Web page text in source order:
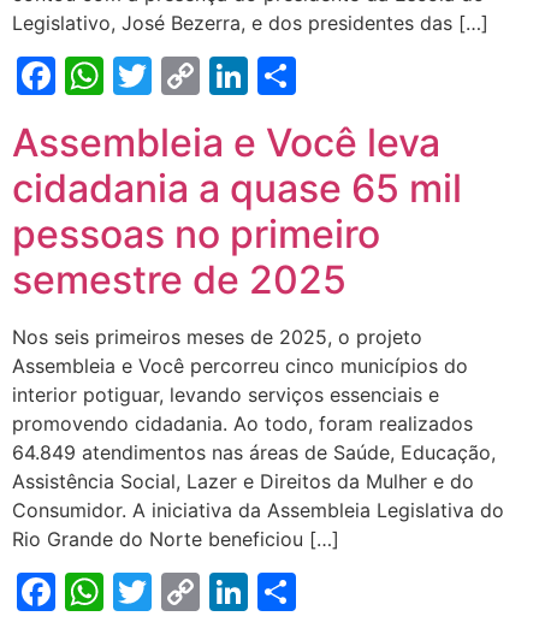
Legislativo, José Bezerra, e dos presidentes das […]
Facebook
WhatsApp
Twitter
CopyLinkedIn
Assembleia e Você leva
cidadania a quase 65 mil
pessoas no primeiro
semestre de 2025
Nos seis primeiros meses de 2025, o projeto
Assembleia e Você percorreu cinco municípios do
interior potiguar, levando serviços essenciais e
promovendo cidadania. Ao todo, foram realizados
64.849 atendimentos nas áreas de Saúde, Educação,
Assistência Social, Lazer e Direitos da Mulher e do
Consumidor. A iniciativa da Assembleia Legislativa do
Rio Grande do Norte beneficiou […]
Facebook
WhatsApp
Twitter
CopyLinkedIn